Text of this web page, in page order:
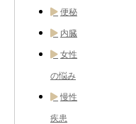
便秘
内臓
女性
の悩み
慢性
疾患